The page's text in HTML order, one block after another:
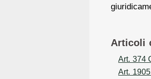
Articoli
Art. 374
Art.